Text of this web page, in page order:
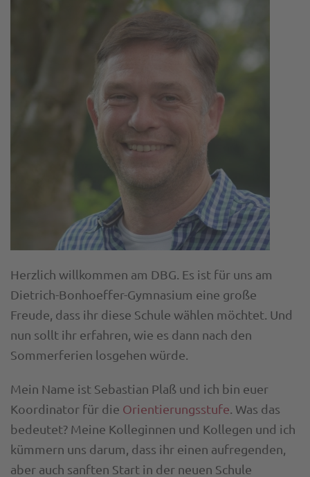
Herzlich willkommen am DBG. Es ist für uns am
Dietrich-Bonhoeffer-Gymnasium eine große
Freude, dass ihr diese Schule wählen möchtet. Und
nun sollt ihr erfahren, wie es dann nach den
Sommerferien losgehen würde.
Mein Name ist Sebastian Plaß und ich bin euer
Koordinator für die Orientierungsstufe . Was das
bedeutet? Meine Kolleginnen und Kollegen und ich
kümmern uns darum, dass ihr einen aufregenden,
aber auch sanften Start in der neuen Schule